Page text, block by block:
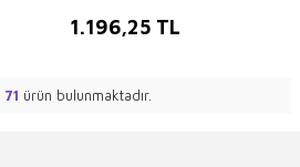
1.196,25 TL
71 ürün bulunmaktadır.